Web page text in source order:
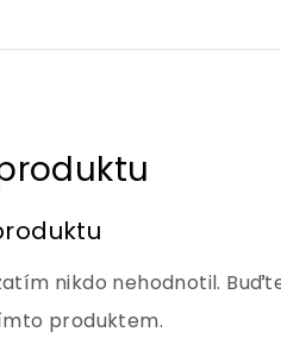
nikdo nehodnotil.
produktem.